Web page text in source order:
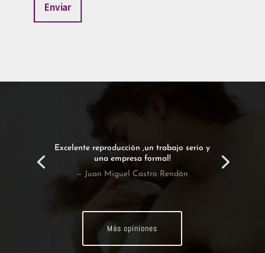
Enviar
Excelente reproducción ,un trabajo serio y
una empresa formal!
— Juan Miguel Castro Rendón
Más opiniones